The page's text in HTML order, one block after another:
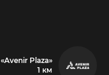
«Avenir Plaza»
1 км